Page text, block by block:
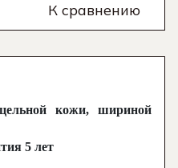
К сравнению
кожи, шириной
5 лет